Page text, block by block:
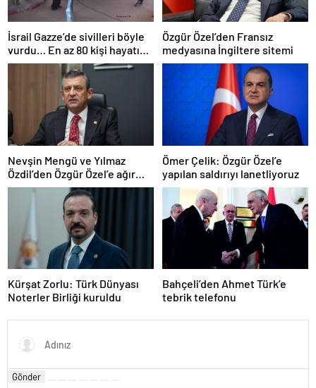
İsrail Gazze’de sivilleri böyle
vurdu… En az 80 kişi hayatını
kaybetti
Özgür Özel’den Fransız
medyasına İngiltere sitemi
Nevşin Mengü ve Yılmaz
Özdil’den Özgür Özel’e ağır
eleştiriler
Ömer Çelik: Özgür Özel’e
yapılan saldırıyı lanetliyoruz
Kürşat Zorlu: Türk Dünyası
Noterler Birliği kuruldu
Bahçeli’den Ahmet Türk’e
tebrik telefonu
Gönder